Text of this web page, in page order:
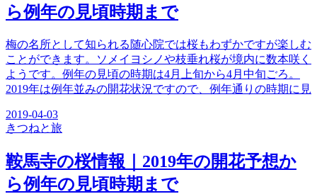
ら例年の見頃時期まで
梅の名所として知られる随心院では桜もわずかですが楽しむ
ことができます。ソメイヨシノや枝垂れ桜が境内に数本咲く
ようです。例年の見頃の時期は4月上旬から4月中旬ごろ。
2019年は例年並みの開花状況ですので、例年通りの時期に見
2019-04-03
きつねと旅
鞍馬寺の桜情報｜2019年の開花予想か
ら例年の見頃時期まで